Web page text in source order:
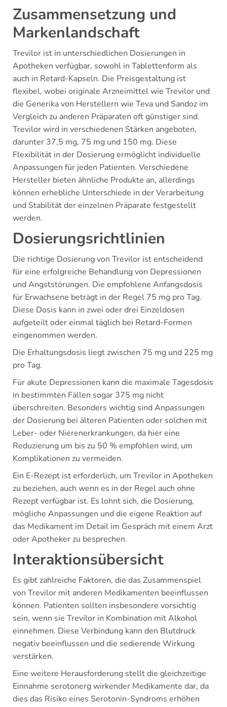
Zusammensetzung und
Markenlandschaft
Trevilor ist in unterschiedlichen Dosierungen in
Apotheken verfügbar, sowohl in Tablettenform als
auch in Retard-Kapseln. Die Preisgestaltung ist
flexibel, wobei originale Arzneimittel wie Trevilor und
die Generika von Herstellern wie Teva und Sandoz im
Vergleich zu anderen Präparaten oft günstiger sind.
Trevilor wird in verschiedenen Stärken angeboten,
darunter 37,5 mg, 75 mg und 150 mg. Diese
Flexibilität in der Dosierung ermöglicht individuelle
Anpassungen für jeden Patienten. Verschiedene
Hersteller bieten ähnliche Produkte an, allerdings
können erhebliche Unterschiede in der Verarbeitung
und Stabilität der einzelnen Präparate festgestellt
werden.
Dosierungsrichtlinien
Die richtige Dosierung von Trevilor ist entscheidend
für eine erfolgreiche Behandlung von Depressionen
und Angststörungen. Die empfohlene Anfangsdosis
für Erwachsene beträgt in der Regel 75 mg pro Tag.
Diese Dosis kann in zwei oder drei Einzeldosen
aufgeteilt oder einmal täglich bei Retard-Formen
eingenommen werden.
Die Erhaltungsdosis liegt zwischen 75 mg und 225 mg
pro Tag.
Für akute Depressionen kann die maximale Tagesdosis
in bestimmten Fällen sogar 375 mg nicht
überschreiten. Besonders wichtig sind Anpassungen
der Dosierung bei älteren Patienten oder solchen mit
Leber- oder Nierenerkrankungen, da hier eine
Reduzierung um bis zu 50 % empfohlen wird, um
Komplikationen zu vermeiden.
Ein E-Rezept ist erforderlich, um Trevilor in Apotheken
zu beziehen, auch wenn es in der Regel auch ohne
Rezept verfügbar ist. Es lohnt sich, die Dosierung,
mögliche Anpassungen und die eigene Reaktion auf
das Medikament im Detail im Gespräch mit einem Arzt
oder Apotheker zu besprechen.
Interaktionsübersicht
Es gibt zahlreiche Faktoren, die das Zusammenspiel
von Trevilor mit anderen Medikamenten beeinflussen
können. Patienten sollten insbesondere vorsichtig
sein, wenn sie Trevilor in Kombination mit Alkohol
einnehmen. Diese Verbindung kann den Blutdruck
negativ beeinflussen und die sedierende Wirkung
verstärken.
Eine weitere Herausforderung stellt die gleichzeitige
Einnahme serotonerg wirkender Medikamente dar, da
dies das Risiko eines Serotonin-Syndroms erhöhen